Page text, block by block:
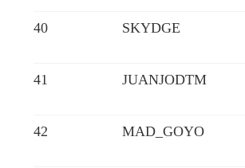
40 SKYDGE
41 JUANJODTM
42 MAD_GOYO